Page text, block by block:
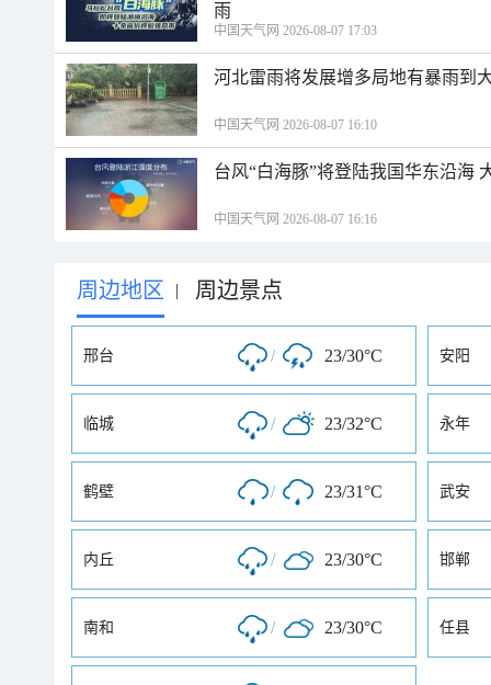
雨
中国天气网 2026-08-07 17:03
河北雷雨将发展增多局地有暴雨到
中国天气网 2026-08-07 16:10
台风“白海豚”将登陆我国华东沿海
中国天气网 2026-08-07 16:16
周边地区 | 周边景点
邢台 / 23/30°C 安阳
临城 / 23/32°C 永年
鹤壁 / 23/31°C 武安
内丘 / 23/30°C 邯郸
南和 / 23/30°C 任县